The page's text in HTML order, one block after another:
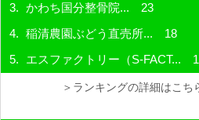
かわち国分整骨院... 23
稲清農園ぶどう直売所... 18
エスファクトリー（S-FACT...
＞ランキングの詳細はこち